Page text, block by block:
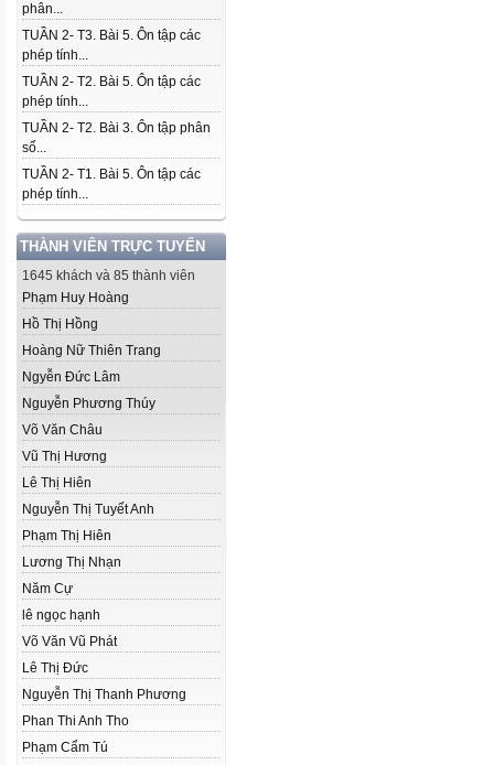
phân...
TUẦN 2- T3. Bài 5. Ôn tập các
phép tính...
TUẦN 2- T2. Bài 5. Ôn tập các
phép tính...
TUẦN 2- T2. Bài 3. Ôn tập phân
số...
TUẦN 2- T1. Bài 5. Ôn tập các
phép tính...
THÀNH VIÊN TRỰC TUYẾN
1645 khách và 85 thành viên
Phạm Huy Hoàng
Hồ Thị Hồng
Hoàng Nữ Thiên Trang
Ngyễn Đức Lâm
Nguyễn Phương Thúy
Võ Văn Châu
Vũ Thị Hương
Lê Thị Hiên
Nguyễn Thị Tuyết Anh
Phạm Thị Hiên
Lương Thị Nhạn
Năm Cự
lê ngọc hạnh
Võ Văn Vũ Phát
Lê Thị Đức
Nguyễn Thị Thanh Phương
Phan Thi Anh Tho
Phạm Cẩm Tú